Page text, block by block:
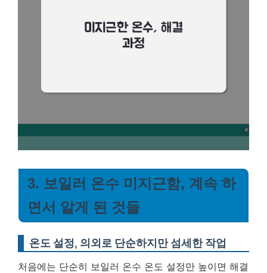
3. 보일러 온수 미지근함, 계속 하
면서 알게 된 것들
온도 설정, 의외로 단순하지만 섬세한 작업
처음에는 단순히 보일러 온수 온도 설정만 높이면 해결